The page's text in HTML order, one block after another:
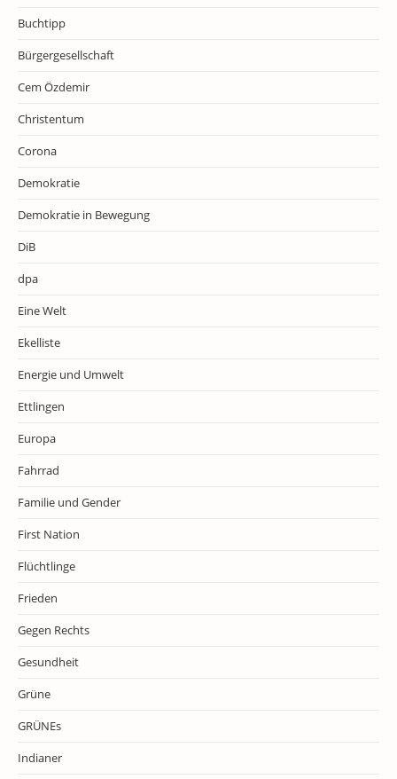
Buchtipp
Bürgergesellschaft
Cem Özdemir
Christentum
Corona
Demokratie
Demokratie in Bewegung
DiB
dpa
Eine Welt
Ekelliste
Energie und Umwelt
Ettlingen
Europa
Fahrrad
Familie und Gender
First Nation
Flüchtlinge
Frieden
Gegen Rechts
Gesundheit
Grüne
GRÜNEs
Indianer